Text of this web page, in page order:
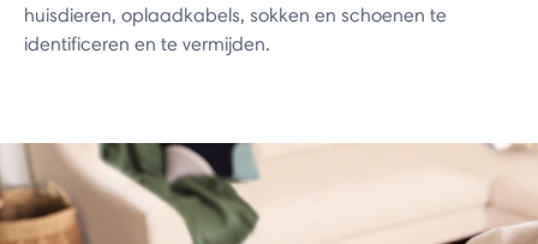
huisdieren, oplaadkabels, sokken en schoenen te
identificeren en te vermijden.